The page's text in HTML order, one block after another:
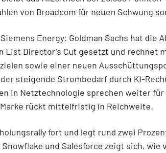
von Broadcom für neuen Schwung
Energy: Goldman Sachs hat die
List Director's Cut gesetzt und rechnet
sowie einer neuen
steigende Strombedarf durch KI-
in Netztechnologie sprechen weiter für
rückt mittelfristig in Reichweite.
fort und legt rund zwei
und Salesforce zeigt sich, wie